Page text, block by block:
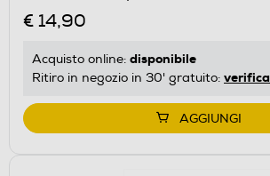
€ 14,90
Acquisto online: disponibile
Ritiro in negozio in 30' gratuito: verifica
AGGIUNGI